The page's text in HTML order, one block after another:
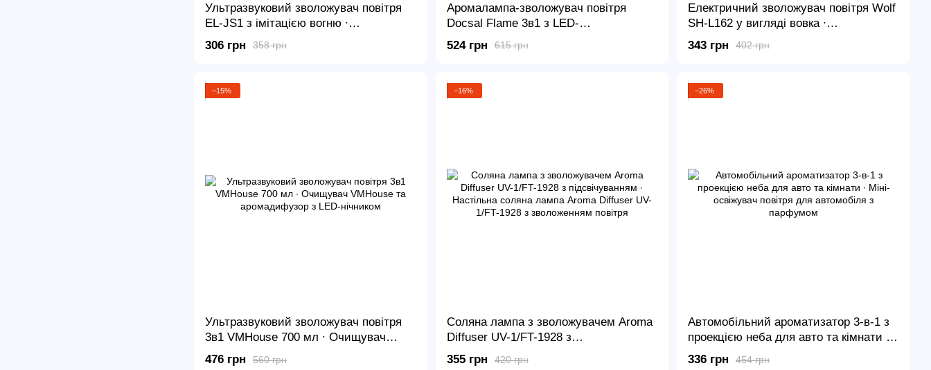
Ультразвуковий зволожувач повітря
EL-JS1 з імітацією вогню ∙
Зволожувач повітря з підсвічуванням
та ефектом полум’я EL-JS1
358 грн
306 грн
Аромалампа-зволожувач повітря
Docsal Flame 3в1 з LED-
підсвічуванням ∙ Зволожувач-
аромадифузор Docsal Flame 3в1 з
615 грн
524 грн
Електричний зволожувач повітря Wolf
SH-L162 у вигляді вовка ∙
Портативний зволожувач повітря Wolf
SH-L162 з LED-підсвічуванням
402 грн
343 грн
−15%
Ультразвуковий зволожувач повітря
3в1 VMHouse 700 мл ∙ Очищувач
VMHouse та аромадифузор з LED-
560 грн
476 грн
−16%
Соляна лампа з зволожувачем Aroma
Diffuser UV-1/FT-1928 з
підсвічуванням ∙ Настільна соляна
420 грн
355 грн
−26%
Автомобільний ароматизатор 3-в-1 з
проекцією неба для авто та кімнати ∙
Міні-освіжувач повітря для
454 грн
336 грн